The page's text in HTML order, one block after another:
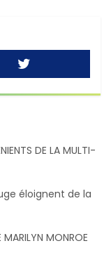
DE LA MULTI-
éloignent de la
MARILYN MONROE